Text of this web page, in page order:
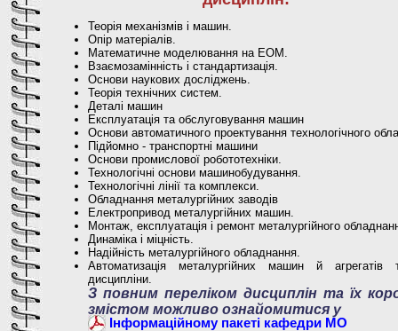
Теорія механізмів і машин.
Опір матеріалів.
Математичне моделювання на ЕОМ.
Взаємозамінність і стандартизація.
Основи наукових досліджень.
Теорія технічних систем.
Деталі машин
Експлуатація та обслуговування машин
Основи автоматичного проектування технологічного
Підйомно - транспортні машини
Основи промислової робототехніки.
Технологічні основи машинобудування.
Технологічні лінії та комплекси.
Обладнання металургійних заводів
Електропривод металургійних машин.
Монтаж, експлуатація і ремонт металургійного
Динаміка і міцність.
Надійність металургійного обладнання.
Автоматизація металургійних машин й агрегатів
дисципліни.
З повним переліком дисциплін та їх
змістом можливо ознайомитися у
Інформаційному пакеті кафедри МО